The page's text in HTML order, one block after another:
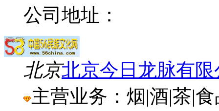
公司地址：
北京北京今日龙脉有限
主营业务：烟|酒|茶|